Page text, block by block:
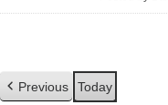
Previous Today